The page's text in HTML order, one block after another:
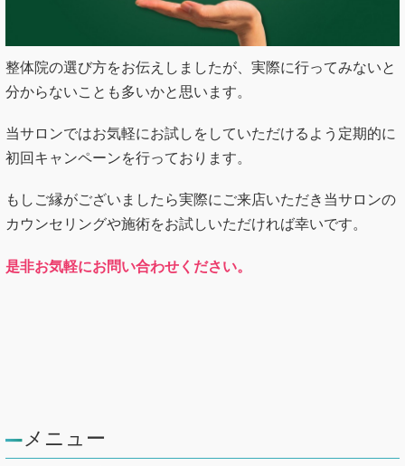
整体院の選び方をお伝えしましたが、実際に行ってみないと
分からないことも多いかと思います。
当サロンではお気軽にお試しをしていただけるよう定期的に
初回キャンペーンを行っております。
もしご縁がございましたら実際にご来店いただき当サロンの
カウンセリングや施術をお試しいただければ幸いです。
是非お気軽にお問い合わせください。
メニュー